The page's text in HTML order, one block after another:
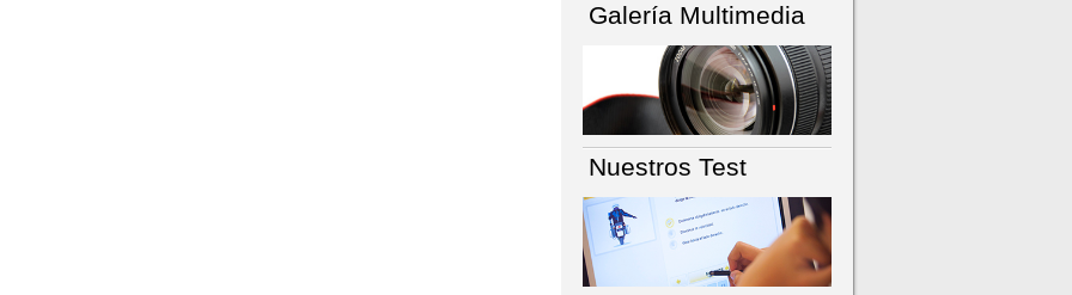
Galería Multimedia
Nuestros Test